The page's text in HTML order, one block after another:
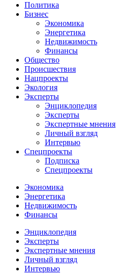
Политика
Бизнес
Экономика
Энергетика
Недвижимость
Финансы
Общество
Происшествия
Нацпроекты
Экология
Эксперты
Энциклопедия
Эксперты
Экспертные мнения
Личный взгляд
Интервью
Спецпроекты
Подписка
Спецпроекты
Экономика
Энергетика
Недвижимость
Финансы
Энциклопедия
Эксперты
Экспертные мнения
Личный взгляд
Интервью